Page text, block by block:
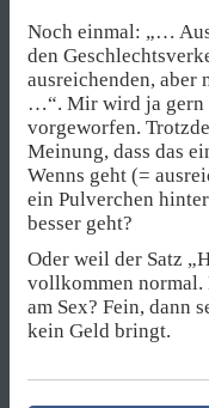
Noch einmal: „…
den
ausreichenden,
…“. Mir wird ja gern
vorgeworfen.
Meinung, dass das
Wenns geht (=
ein Pulverchen
besser geht?
Oder weil der Satz
vollkommen normal.
am Sex? Fein, dann
kein Geld bringt.